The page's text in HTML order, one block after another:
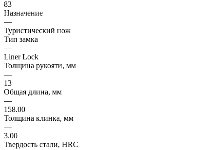
83
Назначение
—
Туристический нож
Тип замка
—
Liner Lock
Толщина рукояти, мм
—
13
Общая длина, мм
—
158.00
Толщина клинка, мм
—
3.00
Твердость стали, HRC